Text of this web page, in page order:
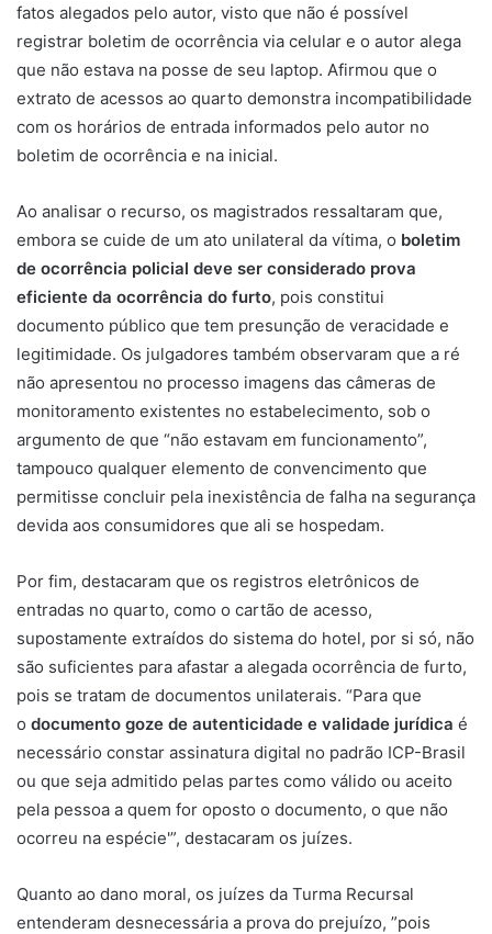
fatos alegados pelo autor, visto que não é possível
registrar boletim de ocorrência via celular e o autor alega
que não estava na posse de seu laptop. Afirmou que o
extrato de acessos ao quarto demonstra incompatibilidade
com os horários de entrada informados pelo autor no
boletim de ocorrência e na inicial.
Ao analisar o recurso, os magistrados ressaltaram que,
embora se cuide de um ato unilateral da vítima, o boletim
de ocorrência policial deve ser considerado prova
eficiente da ocorrência do furto, pois constitui
documento público que tem presunção de veracidade e
legitimidade. Os julgadores também observaram que a ré
não apresentou no processo imagens das câmeras de
monitoramento existentes no estabelecimento, sob o
argumento de que “não estavam em funcionamento”,
tampouco qualquer elemento de convencimento que
permitisse concluir pela inexistência de falha na segurança
devida aos consumidores que ali se hospedam.
Por fim, destacaram que os registros eletrônicos de
entradas no quarto, como o cartão de acesso,
supostamente extraídos do sistema do hotel, por si só, não
são suficientes para afastar a alegada ocorrência de furto,
pois se tratam de documentos unilaterais. “Para que
o documento goze de autenticidade e validade jurídica é
necessário constar assinatura digital no padrão ICP-Brasil
ou que seja admitido pelas partes como válido ou aceito
pela pessoa a quem for oposto o documento, o que não
ocorreu na espécie'”, destacaram os juízes.
Quanto ao dano moral, os juízes da Turma Recursal
entenderam desnecessária a prova do prejuízo, ”pois